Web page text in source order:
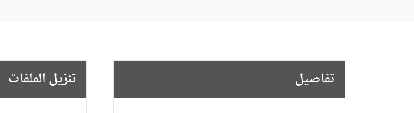
تفاصيل
تنزيل الملفات